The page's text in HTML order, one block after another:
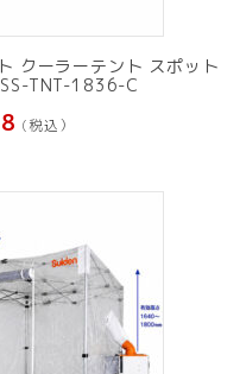
クーラーテント スポット
TNT-1836-C
(税込）